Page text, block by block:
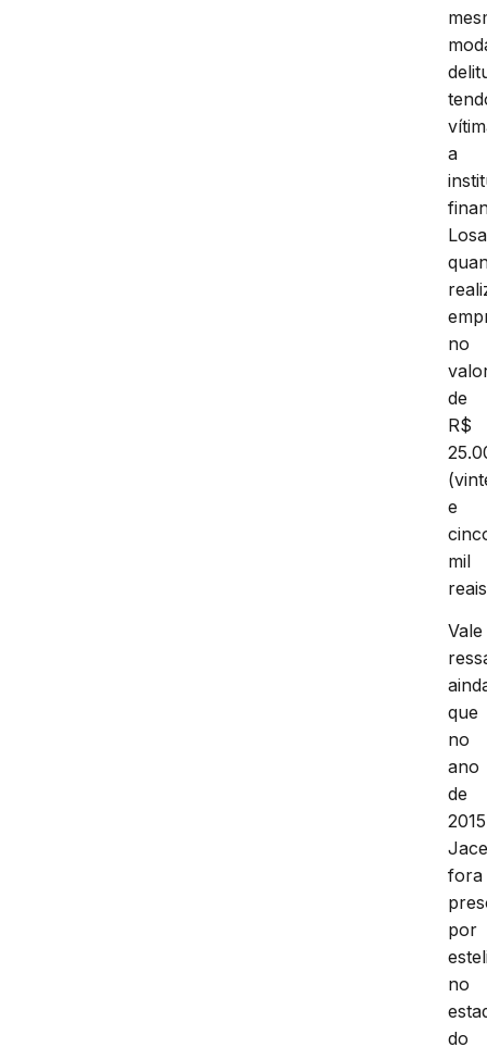
a
no
de
R$
e
mil
Vale
que
no
ano
de
fora
por
no
do